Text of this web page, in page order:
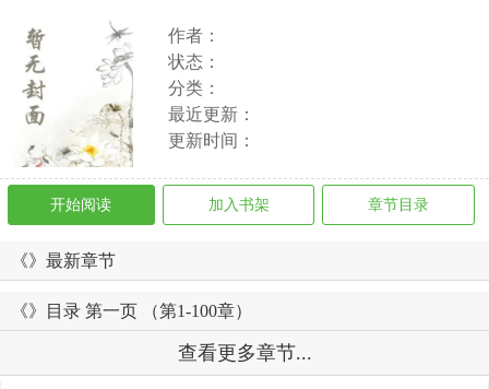
作者：
状态：
分类：
最近更新：
更新时间：
开始阅读 加入书架 章节目录
《》最新章节
《》目录 第一页 （第1-100章）
查看更多章节...